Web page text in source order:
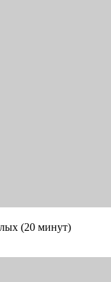
(20 минут)